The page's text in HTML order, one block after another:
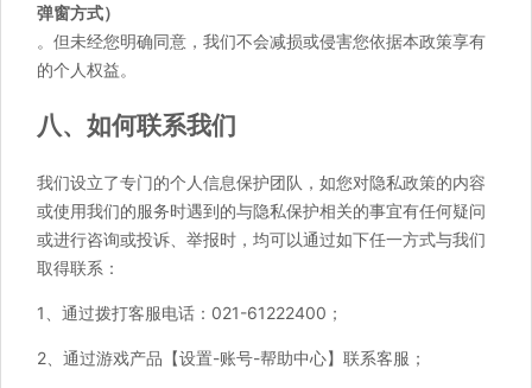
弹窗方式）
。但未经您明确同意，我们不会减损或侵害您依据本政策享有
的个人权益。
八、如何联系我们
我们设立了专门的个人信息保护团队，如您对隐私政策的内容
或使用我们的服务时遇到的与隐私保护相关的事宜有任何疑问
或进行咨询或投诉、举报时，均可以通过如下任一方式与我们
取得联系：
1、通过拨打客服电话：021-61222400；
2、通过游戏产品【设置-账号-帮助中心】联系客服；